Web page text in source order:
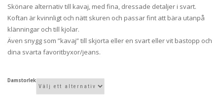
Skönare alternativ till kavaj, med fina, dressade detaljer i svart.
Koftan är kvinnligt och nätt skuren och passar fint att bära utanpå
klänningar och till kjolar.
Även snygg som ”kavaj” till skjorta eller en svart eller vit bastopp och
dina svarta favoritbyxor/jeans.
Damstorlek